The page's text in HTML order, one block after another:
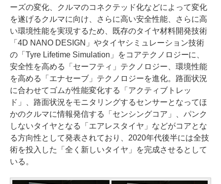
ーズの変化、クルマのコネクテッド化などによって変化
を遂げるクルマに向け、さらに高い安全性能、さらに高
い環境性能を実現するため、既存のタイヤ材料開発技術
「4D NANO DESIGN」やタイヤシミュレーション技術
の「Tyre Lifetime Simulation」をコアテクノロジーに、
安全性を高める「セーフティ」テクノロジー、環境性能
を高める「エナセーブ」テクノロジーを進化。路面状況
に合わせてゴムが性能変化する「アクティブトレッ
ド」、路面状況をモニタリングするセンサーとなってほ
かのクルマに情報発信する「センシングコア」、パンク
しないタイヤとなる「エアレスタイヤ」などがコアとな
る方向性として発表されており、2020年代後半には全技
術を投入した「全く新しいタイヤ」を完成させるとして
いる。